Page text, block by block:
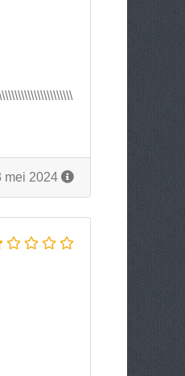
mei 2024